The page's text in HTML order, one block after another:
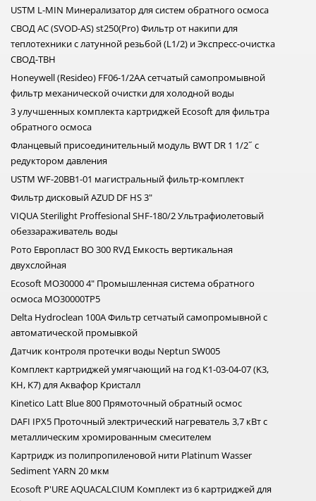
USTM L-MIN Минерализатор для систем обратного осмоса
СВОД АС (SVOD-AS) st250(Pro) Фильтр от накипи для
теплотехники с латунной резьбой (L1/2) и Экспресс-очистка
СВОД-ТВН
Honeywell (Resideo) FF06-1/2AA сетчатый самопромывной
фильтр механической очистки для холодной воды
3 улучшенных комплекта картриджей Ecosoft для фильтра
обратного осмоса
Фланцевый присоединительный модуль BWT DR 1 1/2˝ с
редуктором давления
USTM WF-20BB1-01 магистральный фильтр-комплект
Фильтр дисковый AZUD DF HS 3"
VIQUA Sterilight Proffesional SHF-180/2 Ультрафиолетовый
обеззараживатель воды
Рото Европласт ВО 300 RVД Емкость вертикальная
двухслойная
Ecosoft МО30000 4" Промышленная система обратного
осмоса MO30000TP5
Delta Hydroclean 100A Фильтр сетчатый самопромывной с
автоматической промывкой
Датчик контроля протечки воды Neptun SW005
Комплект картриджей умягчающий на год К1-03-04-07 (K3,
KH, K7) для Аквафор Кристалл
Kinetico Latt Blue 800 Прямоточный обратный осмос
DAFI IPX5 Проточный электрический нагреватель 3,7 кВт с
металлическим хромированным смесителем
Картридж из полипропиленовой нити Platinum Wasser
Sediment YARN 20 мкм
Ecosoft P'URE AQUACALCIUM Комплект из 6 картриджей для